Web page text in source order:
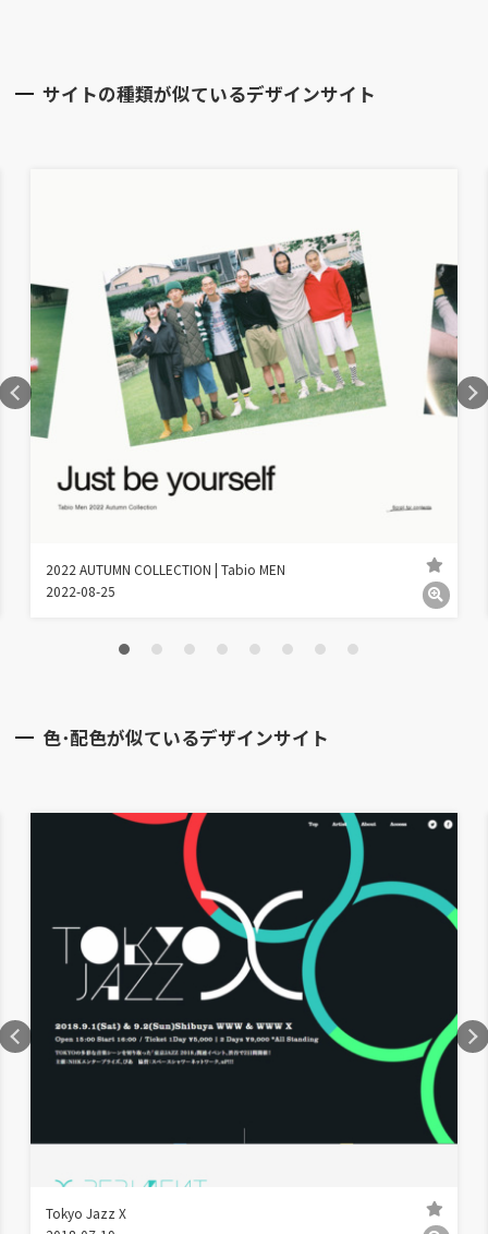
サイトの種類が似ているデザインサイト
2022 AUTUMN COLLECTION | Tabio MEN
2022-08-25
色･配色が似ているデザインサイト
Tokyo Jazz X